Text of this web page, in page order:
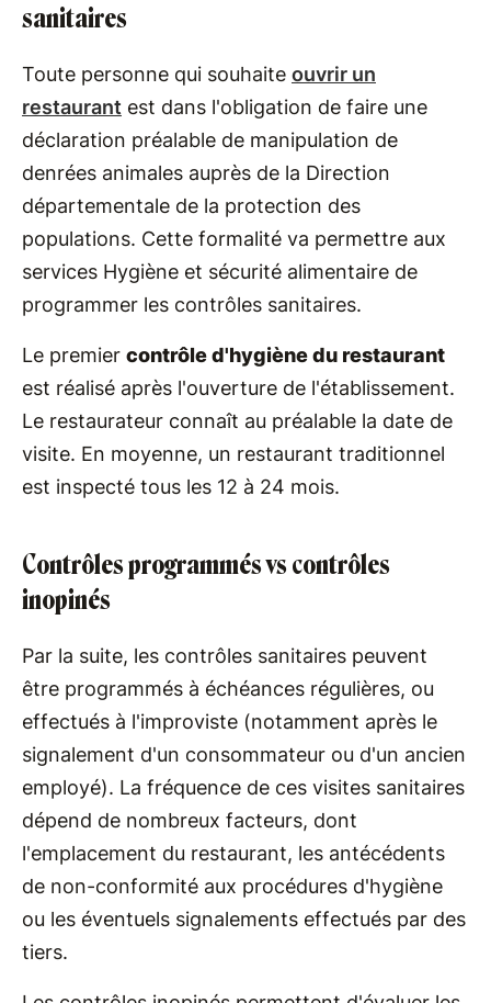
sanitaires
Toute personne qui souhaite ouvrir un
restaurant est dans l'obligation de faire une
déclaration préalable de manipulation de
denrées animales auprès de la Direction
départementale de la protection des
populations. Cette formalité va permettre aux
services Hygiène et sécurité alimentaire de
programmer les contrôles sanitaires.
Le premier contrôle d'hygiène du restaurant
est réalisé après l'ouverture de l'établissement.
Le restaurateur connaît au préalable la date de
visite. En moyenne, un restaurant traditionnel
est inspecté tous les 12 à 24 mois.
Contrôles programmés vs contrôles
inopinés
Par la suite, les contrôles sanitaires peuvent
être programmés à échéances régulières, ou
effectués à l'improviste (notamment après le
signalement d'un consommateur ou d'un ancien
employé). La fréquence de ces visites sanitaires
dépend de nombreux facteurs, dont
l'emplacement du restaurant, les antécédents
de non-conformité aux procédures d'hygiène
ou les éventuels signalements effectués par des
tiers.